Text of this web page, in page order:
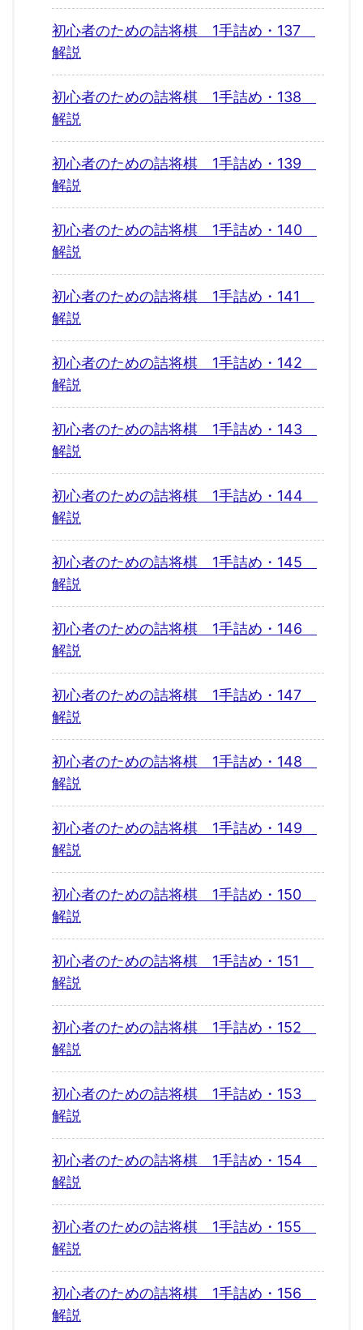
初心者のための詰将棋 1手詰め・137
解説
初心者のための詰将棋 1手詰め・138
解説
初心者のための詰将棋 1手詰め・139
解説
初心者のための詰将棋 1手詰め・140
解説
初心者のための詰将棋 1手詰め・141
解説
初心者のための詰将棋 1手詰め・142
解説
初心者のための詰将棋 1手詰め・143
解説
初心者のための詰将棋 1手詰め・144
解説
初心者のための詰将棋 1手詰め・145
解説
初心者のための詰将棋 1手詰め・146
解説
初心者のための詰将棋 1手詰め・147
解説
初心者のための詰将棋 1手詰め・148
解説
初心者のための詰将棋 1手詰め・149
解説
初心者のための詰将棋 1手詰め・150
解説
初心者のための詰将棋 1手詰め・151
解説
初心者のための詰将棋 1手詰め・152
解説
初心者のための詰将棋 1手詰め・153
解説
初心者のための詰将棋 1手詰め・154
解説
初心者のための詰将棋 1手詰め・155
解説
初心者のための詰将棋 1手詰め・156
解説